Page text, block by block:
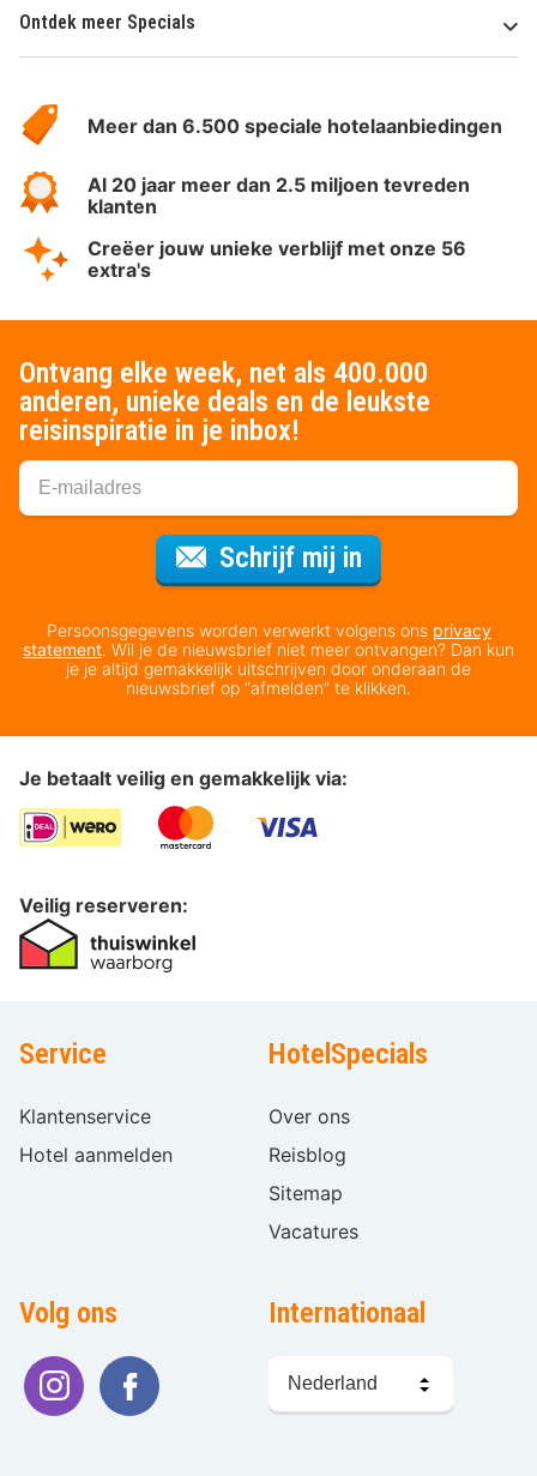
Ontdek meer Specials
HotelSpecials
Meer dan 6.500 speciale hotelaanbiedingen
Al 20 jaar meer dan 2.5 miljoen tevreden
klanten
Creëer jouw unieke verblijf met onze 56
extra's
Ontvang elke week, net als 400.000
anderen, unieke deals en de leukste
reisinspiratie in je inbox!
Schrijf mij in
Persoonsgegevens worden verwerkt volgens ons privacy
statement. Wil je de nieuwsbrief niet meer ontvangen? Dan kun
je je altijd gemakkelijk uitschrijven door onderaan de
nieuwsbrief op “afmelden” te klikken.
Je betaalt veilig en gemakkelijk via:
Veilig reserveren:
Service
Klantenservice
Hotel aanmelden
HotelSpecials
Over ons
Reisblog
Sitemap
Vacatures
Volg ons Internationaal
kiezen